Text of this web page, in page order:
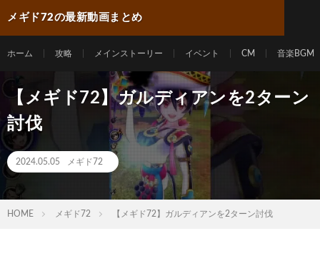
メギド72の最新動画まとめ
ホーム 攻略 メインストーリー イベント CM 音楽BGM
【メギド72】ガルディアンを2ターン
討伐
2024.05.05 メギド72
HOME メギド72 【メギド72】ガルディアンを2ターン討伐